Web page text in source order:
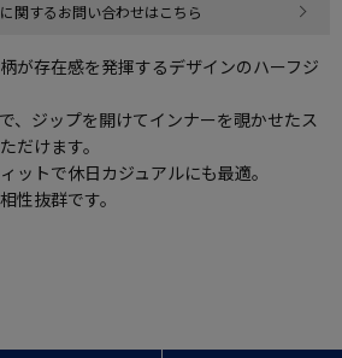
関するお問い合わせはこちら
が存在感を発揮するデザインのハーフジ
、ジップを開けてインナーを覗かせたス
だけます。
ットで休日カジュアルにも最適。
性抜群です。